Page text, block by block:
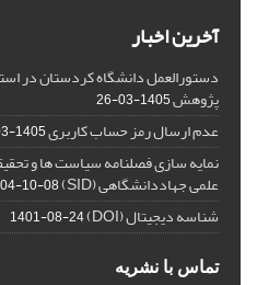
آخرین اخبار
دستورالعمل دانشگاه کردستان در
پژوهش1405-03-26
عدم ارسال رمز حساب کاربری1405-03-17
نمایه سازی فصلنامه سیاست ها و
علمی جهاددانشگاهی (SID) 10-08
شناسه دیجیتال (DOI) 1401-08-24
تماس با نشریه